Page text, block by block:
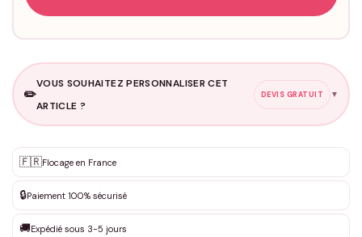
✏️
VOUS SOUHAITEZ PERSONNALISER CET
ARTICLE ?
DEVIS GRATUIT ▼
✨ Personnalisation sur mesure
DEVIS GRATUIT · Personnalisation de 3 à 10€ selon la demande
Que souhaitez-vous ?*
🇫🇷Flocage en France
🔒Paiement 100% sécurisé
🚚Expédié sous 3-5 jours